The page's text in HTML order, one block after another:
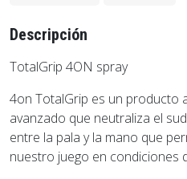
Descripción
TotalGrip 4ON spray
4on TotalGrip es un producto
avanzado que neutraliza el
entre la pala y la mano que
nuestro juego en condiciones